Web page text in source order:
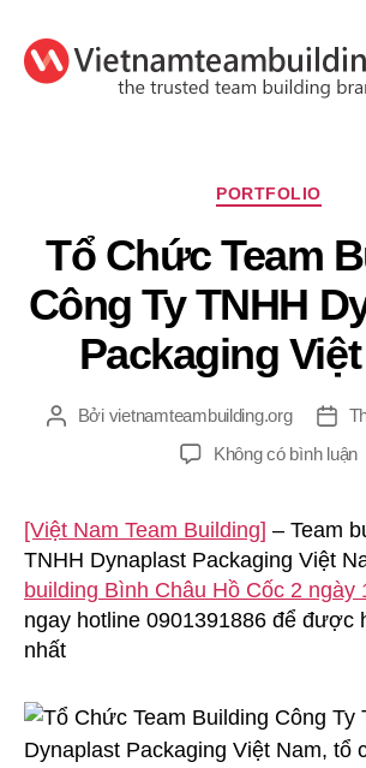
Chuyên
PORTFOLIO
Tổ Chức Team
Công Ty TNHH
Packaging
TácBởi vietnamteambuilding.org
Ngày
đăng
Không có bình luậnở
[Việt Nam Team Building] – Team
TNHH Dynaplast Packaging Việt
building Bình Châu Hồ Cốc 2 ngày
ngay hotline 0901391886 để được
nhất